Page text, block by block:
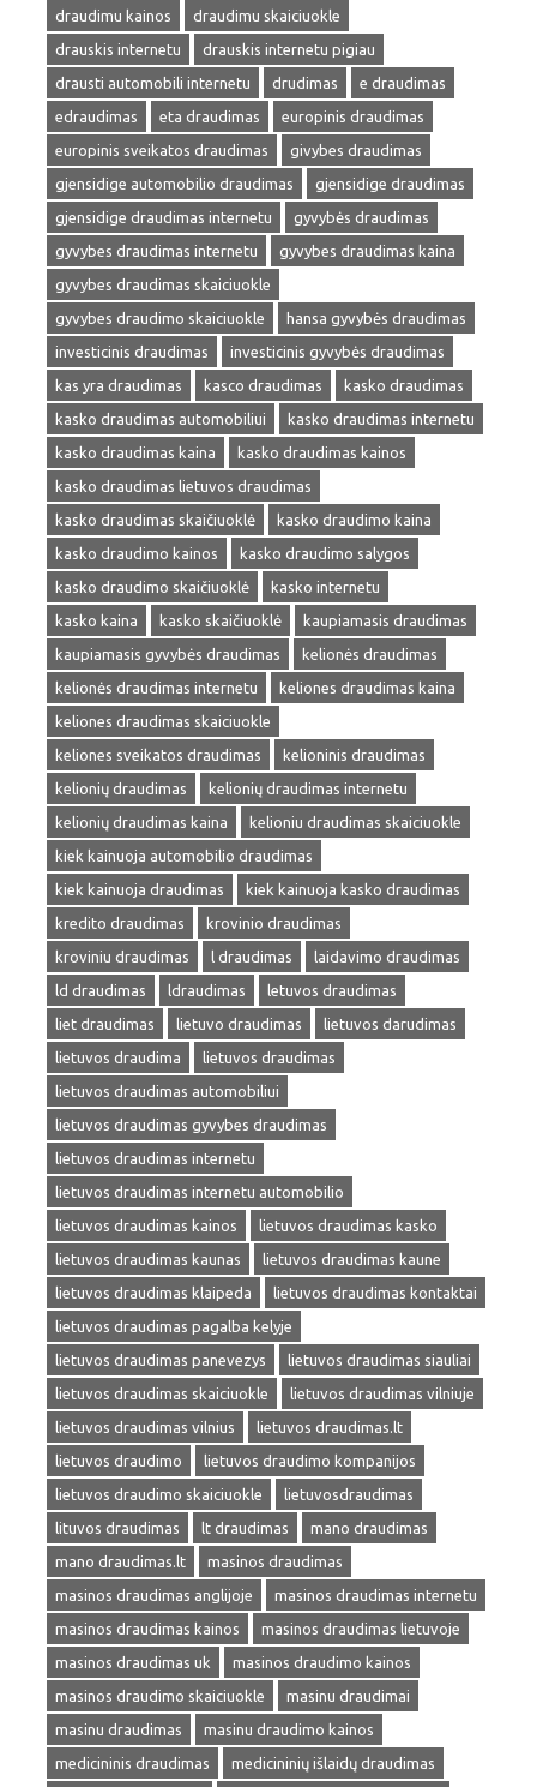
draudimu kainos
draudimu skaiciuokle
drauskis internetu
drauskis internetu pigiau
drausti automobili internetu
drudimas
e draudimas
edraudimas
eta draudimas
europinis draudimas
europinis sveikatos draudimas
givybes draudimas
gjensidige automobilio draudimas
gjensidige draudimas
gjensidige draudimas internetu
gyvybės draudimas
gyvybes draudimas internetu
gyvybes draudimas kaina
gyvybes draudimas skaiciuokle
gyvybes draudimo skaiciuokle
hansa gyvybės draudimas
investicinis draudimas
investicinis gyvybės draudimas
kas yra draudimas
kasco draudimas
kasko draudimas
kasko draudimas automobiliui
kasko draudimas internetu
kasko draudimas kaina
kasko draudimas kainos
kasko draudimas lietuvos draudimas
kasko draudimas skaičiuoklė
kasko draudimo kaina
kasko draudimo kainos
kasko draudimo salygos
kasko draudimo skaičiuoklė
kasko internetu
kasko kaina
kasko skaičiuoklė
kaupiamasis draudimas
kaupiamasis gyvybės draudimas
kelionės draudimas
kelionės draudimas internetu
keliones draudimas kaina
keliones draudimas skaiciuokle
keliones sveikatos draudimas
kelioninis draudimas
kelionių draudimas
kelionių draudimas internetu
kelionių draudimas kaina
kelioniu draudimas skaiciuokle
kiek kainuoja automobilio draudimas
kiek kainuoja draudimas
kiek kainuoja kasko draudimas
kredito draudimas
krovinio draudimas
kroviniu draudimas
l draudimas
laidavimo draudimas
ld draudimas
ldraudimas
letuvos draudimas
liet draudimas
lietuvo draudimas
lietuvos darudimas
lietuvos draudima
lietuvos draudimas
lietuvos draudimas automobiliui
lietuvos draudimas gyvybes draudimas
lietuvos draudimas internetu
lietuvos draudimas internetu automobilio
lietuvos draudimas kainos
lietuvos draudimas kasko
lietuvos draudimas kaunas
lietuvos draudimas kaune
lietuvos draudimas klaipeda
lietuvos draudimas kontaktai
lietuvos draudimas pagalba kelyje
lietuvos draudimas panevezys
lietuvos draudimas siauliai
lietuvos draudimas skaiciuokle
lietuvos draudimas vilniuje
lietuvos draudimas vilnius
lietuvos draudimas.lt
lietuvos draudimo
lietuvos draudimo kompanijos
lietuvos draudimo skaiciuokle
lietuvosdraudimas
lituvos draudimas
lt draudimas
mano draudimas
mano draudimas.lt
masinos draudimas
masinos draudimas anglijoje
masinos draudimas internetu
masinos draudimas kainos
masinos draudimas lietuvoje
masinos draudimas uk
masinos draudimo kainos
masinos draudimo skaiciuokle
masinu draudimai
masinu draudimas
masinu draudimo kainos
medicininis draudimas
medicininių išlaidų draudimas